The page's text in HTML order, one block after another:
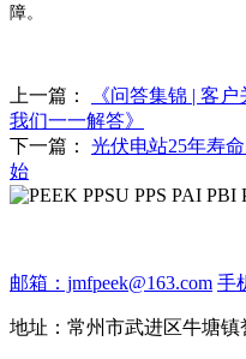
障。
上一篇：
《问答集锦 | 客
我们一一解答》
下一篇： 光伏电站25年寿
始
邮箱：jmfpeek@163.com 手
地址：常州市武进区牛塘镇